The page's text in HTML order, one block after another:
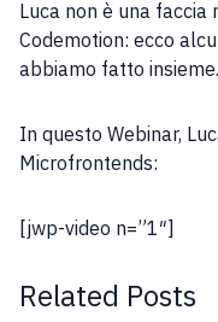
Luca non è una
Codemotion: ecco
abbiamo fatto insieme.
In questo Webinar,
Microfrontends:
[jwp-video n=”1″]
Related Posts